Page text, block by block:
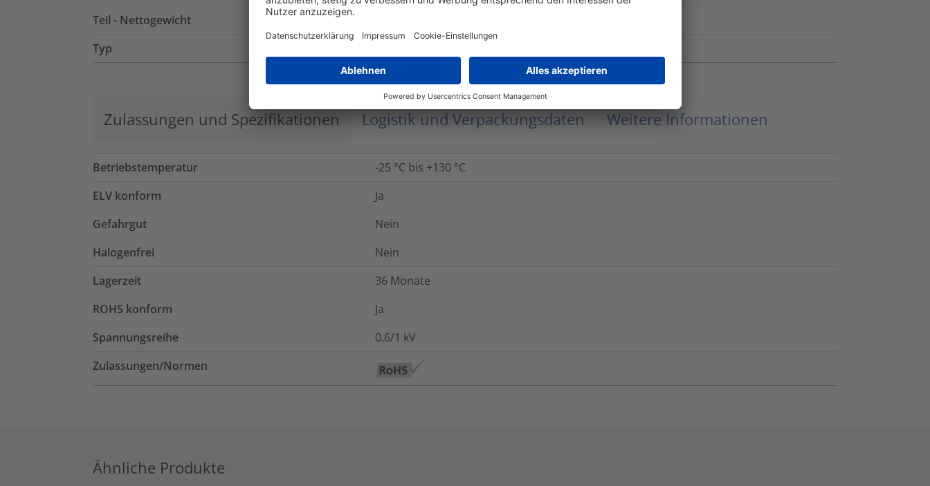
Teil - Nettogewicht
Typ
Zulassungen und Spezifikationen Logistik und Verpackungsdaten Weitere Informationen
Betriebstemperatur
-25 °C bis +130 °C
ELV konform
Ja
Gefahrgut
Nein
Halogenfrei
Nein
Lagerzeit
36 Monate
ROHS konform
Ja
Spannungsreihe
0.6/1 kV
Zulassungen/Normen
Ähnliche Produkte